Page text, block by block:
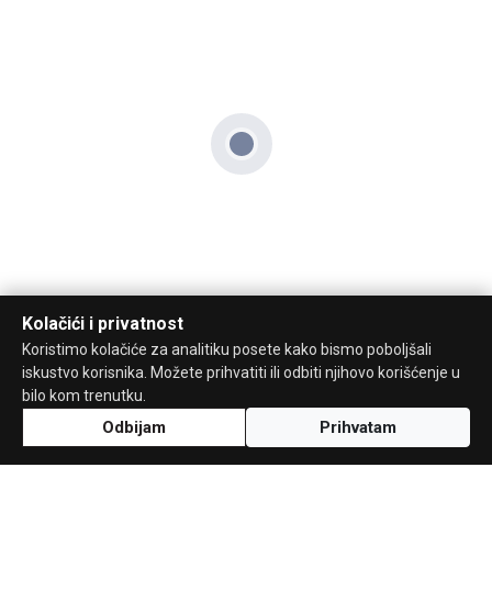
Kolačići i privatnost
Koristimo kolačiće za analitiku posete kako bismo poboljšali
iskustvo korisnika. Možete prihvatiti ili odbiti njihovo korišćenje u
bilo kom trenutku.
Odbijam Prihvatam